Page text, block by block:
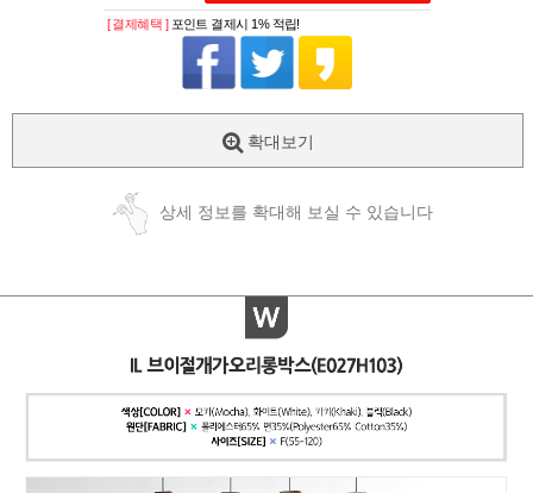
[ 결제혜택 ] 포인트 결제시 1% 적립!
확대보기
상세 정보를 확대해 보실 수 있습니다